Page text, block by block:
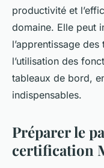
productivité et
domaine. Elle peut
l’apprentissage
l’utilisation des
tableaux de bord,
indispensables.
Préparer le
certification